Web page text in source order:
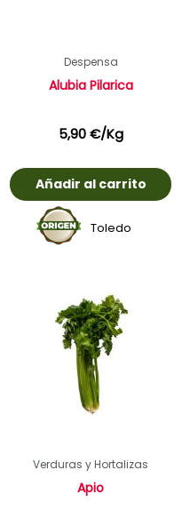
Despensa
Alubia Pilarica
5,90€/Kg
Añadir al carrito
Toledo
Verduras y Hortalizas
Apio